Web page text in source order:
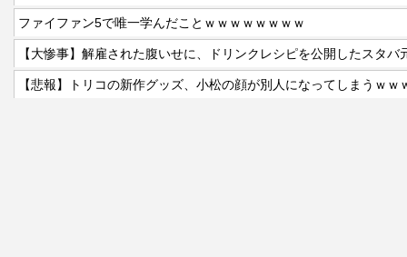
ファイファン5で唯一学んだことｗｗｗｗｗｗｗｗ
【悲報】トリコの新作グッズ、小松の顔が別人になってしまうｗｗ